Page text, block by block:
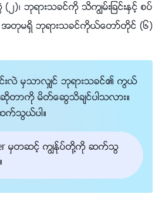
၂)၊ ဘုရားသခင္ကို သိကြၽမ္းျခင္းႏွင့္ စပ္
အတုမရွိ ဘုရားသခင္ကိုယ္ေတာ္တိုင္ (၆)
င္းလဲ မွသာလွ်င္ ဘုရားသခင္၏ ကြယ္
တာကို မိတ္ေဆြသိခ်င္ပါသလား။
က္သြယ္ပါ။
မွတဆင့္ ကြၽန္ုပ္တို႔ကို ဆက္သြ